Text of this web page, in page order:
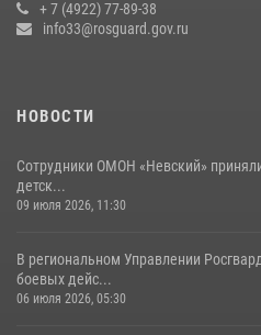
Владимирские Росгвардейцы
проведении «Дня огурца» в Суздале
+ 7 (4922) 77-89-38
info33@rosguard.gov.ru
НОВОСТИ
Сотрудники ОМОН «Невский»
детск...
09 июля 2026, 11:30
В региональном Управлении
боевых дейс...
06 июля 2026, 05:30